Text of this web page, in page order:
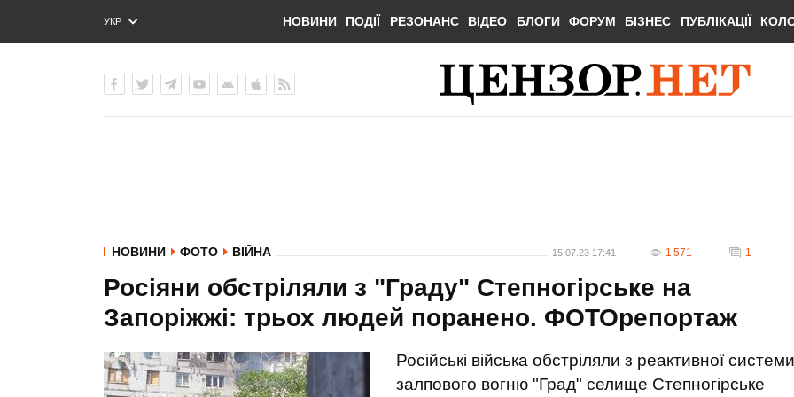
УКР
ENG
НОВИНИ ПОДІЇ РЕЗОНАНС ВІДЕО БЛОГИ ФОРУМ БІЗНЕС ПУБЛІКАЦІЇ
НОВИНИ ФОТО ВІЙНА 15.07.23 17:41 1 571 1
Росіяни обстріляли з "Граду" Степногірське на
Запоріжжі: трьох людей поранено. ФОТОрепортаж
Російські війська обстріляли з реактивної системи
залпового вогню "Град" селище Степногірське